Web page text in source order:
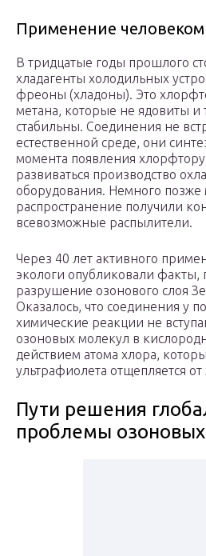
Применение
В тридцатые годы прошлого
хладагенты холодильных
фреоны (хладоны). Это
метана, которые не ядовиты и
стабильны. Соединения не
естественной среде, они
момента появления
развиваться производство
оборудования. Немного позже
распространение получили
всевозможные распылители.
Через 40 лет активного
экологи опубликовали
разрушение озонового слоя
Оказалось, что соединения у
химические реакции не
озоновых молекул в
действием атома хлора,
ультрафиолета отщепляется
Пути решения
проблемы